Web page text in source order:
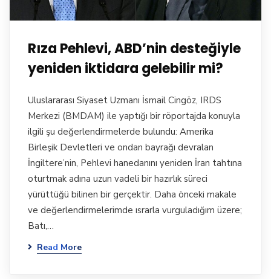
Rıza Pehlevi, ABD’nin desteğiyle
yeniden iktidara gelebilir mi?
Uluslararası Siyaset Uzmanı İsmail Cingöz, IRDS
Merkezi (BMDAM) ile yaptığı bir röportajda konuyla
ilgili şu değerlendirmelerde bulundu: Amerika
Birleşik Devletleri ve ondan bayrağı devralan
İngiltere’nin, Pehlevi hanedanını yeniden İran tahtına
oturtmak adına uzun vadeli bir hazırlık süreci
yürüttüğü bilinen bir gerçektir. Daha önceki makale
ve değerlendirmelerimde ısrarla vurguladığım üzere;
Batı,…
Read More